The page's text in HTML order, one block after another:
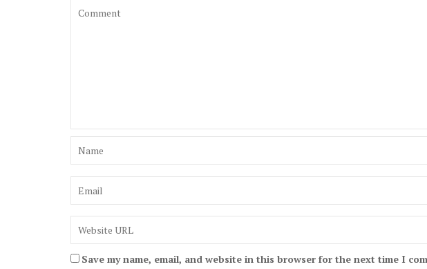
Save my name, email, and website in this browser for the next time I